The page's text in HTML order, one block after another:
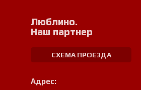
Люблино.
Наш партнер
СХЕМА ПРОЕЗДА
Адрес: